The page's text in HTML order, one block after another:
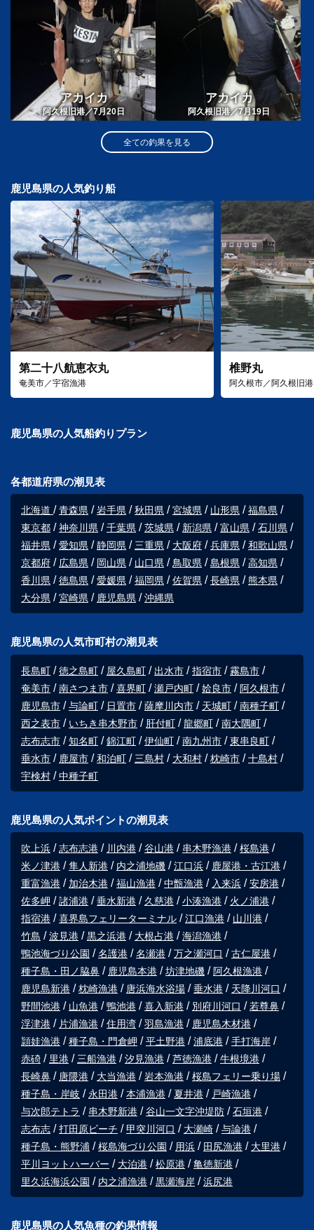
アカイカ
阿久根旧港／7月20日
アカイカ
阿久根旧港／7月19日
全ての釣果を見る
鹿児島県の人気釣り船
第二十八航恵衣丸
奄美市／宇宿漁港
椎野丸
阿久根市／阿久根旧港
鹿児島県の人気船釣りプラン
各都道府県の潮見表
北海道 青森県 岩手県 秋田県 宮城県 山形県
福島県
東京都
神奈川県 千葉県 茨城県 新潟県 富山県
石川県
福井県
愛知県 静岡県 三重県 大阪府 兵庫県
和歌山県
京都府
広島県 岡山県 山口県 鳥取県 島根県
高知県
香川県
徳島県 愛媛県 福岡県 佐賀県 長崎県
熊本県
大分県
宮崎県 鹿児島県 沖縄県
鹿児島県の人気市町村の潮見表
長島町 徳之島町 屋久島町 出水市 指宿市
霧島市
奄美市
南さつま市 喜界町 瀬戸内町 姶良市
阿久根市
鹿児島市
与論町 日置市 薩摩川内市 天城町
南種子町
西之表市
いちき串木野市 肝付町 龍郷町
南大隅町
志布志市
知名町 錦江町 伊仙町 南九州市
東串良町
垂水市
鹿屋市 和泊町 三島村 大和村 枕崎市
十島村
宇検村
中種子町
鹿児島県の人気ポイントの潮見表
吹上浜 志布志港 川内港 谷山港 串木野漁港
桜島港
米ノ津港
隼人新港 内之浦地磯 江口浜
鹿屋港・古江港
重富漁港
加治木港 福山漁港 中甑漁港 入来浜
安房港
佐多岬
諸浦港 垂水新港 久慈港 小湊漁港
火ノ浦港
指宿港
喜界島フェリーターミナル 江口漁港
山川港
竹島
波見港 黒之浜港 大根占港
海潟漁港
鴨池海づり公園
名護港 名瀬港 万之瀬河口
古仁屋港
種子島・田ノ脇鼻
鹿児島本港 坊津地磯
阿久根漁港
鹿児島新港
枕崎漁港 唐浜海水浴場 垂水港
天降川河口
野間池港
山魚港 鴨池港 喜入新港 別府川河口
若尊鼻
浮津港
片浦漁港 住用湾 羽島漁港
鹿児島木材港
頴娃漁港
種子島・門倉岬 平土野港 浦底港
手打海岸
赤碕
里港 三船漁港 汐見漁港 芦徳漁港
牛根境港
長崎鼻
唐隈港 大当漁港 岩本漁港
桜島フェリー乗り場
種子島・岸岐
永田港 本浦漁港 夏井港
戸崎漁港
与次郎テトラ
串木野新港 谷山一文字沖堤防
石垣港
志布志
打田原ビーチ 甲突川河口 大瀬崎
与論港
種子島・熊野浦
桜島海づり公園 用浜 田尻漁港
大里港
平川ヨットハーバー
大泊港 松原港
亀徳新港
里久浜海浜公園
内之浦漁港 黒瀬海岸 浜尻港
鹿児島県の人気魚種の釣果情報